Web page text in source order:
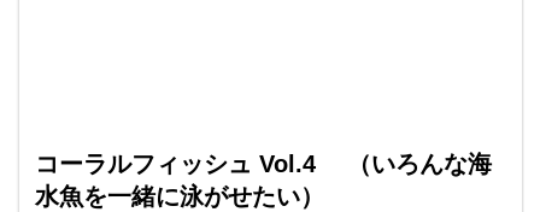
コーラルフィッシュ Vol.4 （いろんな海
水魚を一緒に泳がせたい）